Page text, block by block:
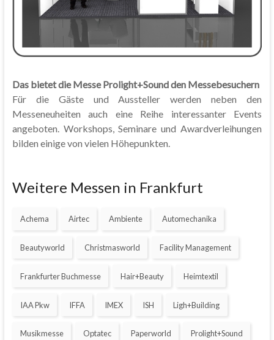
Das bietet die Messe Prolight+Sound den Messebesuchern
Für die Gäste und Aussteller werden neben den
Messeneuheiten auch eine Reihe interessanter Events
angeboten. Workshops, Seminare und Awardverleihungen
bilden einige von vielen Höhepunkten.
Weitere Messen in Frankfurt
Achema Airtec Ambiente Automechanika
Beautyworld Christmasworld Facility Management
Frankfurter Buchmesse Hair+Beauty Heimtextil
IAA Pkw IFFA IMEX ISH Ligh+Building
Musikmesse Optatec Paperworld Prolight+Sound